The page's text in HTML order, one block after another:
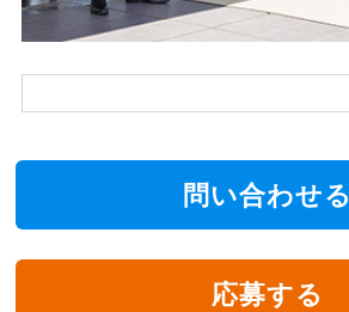
問い合わせる
応募する